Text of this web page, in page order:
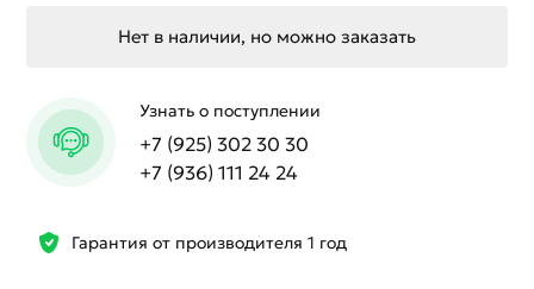
Гарантия от производителя 1 год
Нет в наличии, но можно заказать
Узнать о поступлении
+7 (925) 302 30 30
+7 (936) 111 24 24